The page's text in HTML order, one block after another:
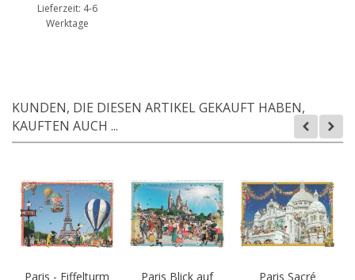
Lieferzeit: 4-6
Werktage
KUNDEN, DIE DIESEN ARTIKEL GEKAUFT HABEN,
KAUFTEN AUCH ...
Paris - Eiffelturm
Paris Blick auf
Paris Sacré